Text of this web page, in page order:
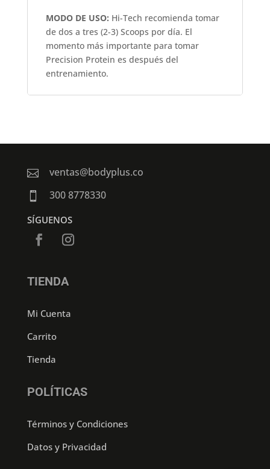
MODO DE USO: Hi-Tech recomienda tomar
de dos a tres (2-3) Scoops por día. El
momento más importante para tomar
Precision Protein es después del
entrenamiento.
 ventas@bodyplus.co
 300 8778330
SÍGUENOS
TIENDA
Mi Cuenta
Carrito
Tienda
POLÍTICAS
Términos y Condiciones
Datos y Privacidad